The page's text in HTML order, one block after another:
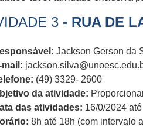
3 - RUA DE
Jackson Gerson da
mail:
(49) 3329- 2600
da atividade:
das atividades: 16/0/2024
8h até 18h (com intervalo